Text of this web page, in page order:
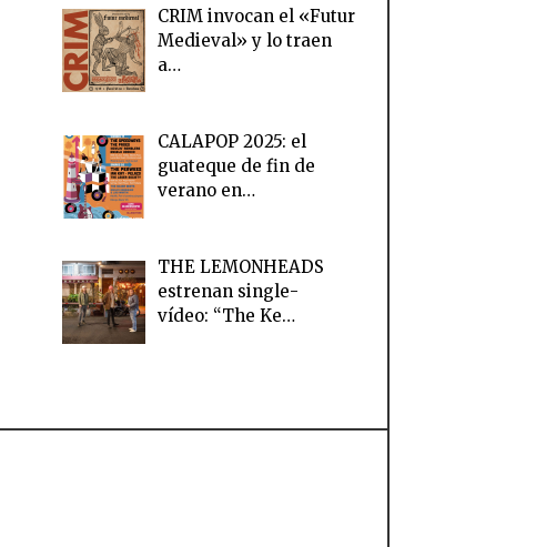
CRIM invocan el «Futur
Medieval» y lo traen
a…
CALAPOP 2025: el
guateque de fin de
verano en…
THE LEMONHEADS
estrenan single-
vídeo: “The Ke…